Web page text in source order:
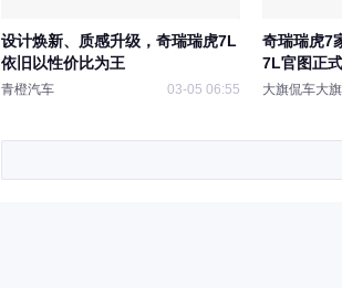
设计焕新、质感升级，奇瑞瑞虎7L
依旧以性价比为王
青橙汽车 03-05 06:55
奇瑞瑞虎7
7L官图正
尚
大旗侃车大旗